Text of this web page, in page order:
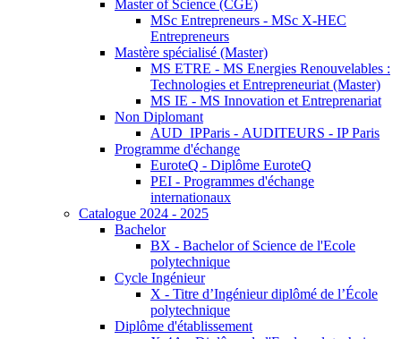
Master of Science (CGE)
MSc Entrepreneurs - MSc X-HEC
Entrepreneurs
Mastère spécialisé (Master)
MS ETRE - MS Energies Renouvelables :
Technologies et Entrepreneuriat (Master)
MS IE - MS Innovation et Entreprenariat
Non Diplomant
AUD_IPParis - AUDITEURS - IP Paris
Programme d'échange
EuroteQ - Diplôme EuroteQ
PEI - Programmes d'échange
internationaux
Catalogue 2024 - 2025
Bachelor
BX - Bachelor of Science de l'Ecole
polytechnique
Cycle Ingénieur
X - Titre d’Ingénieur diplômé de l’École
polytechnique
Diplôme d'établissement